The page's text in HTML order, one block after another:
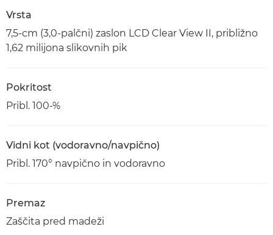
Vrsta
7,5-cm (3,0-palčni) zaslon LCD Clear View II, približno
1,62 milijona slikovnih pik
Pokritost
Pribl. 100-%
Vidni kot (vodoravno/navpično)
Pribl. 170° navpično in vodoravno
Premaz
Zaščita pred madeži